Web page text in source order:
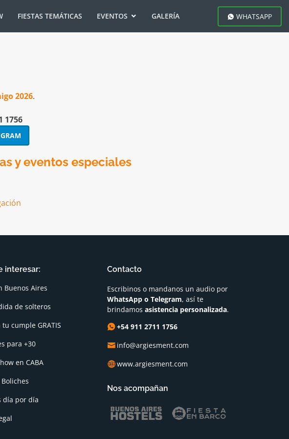
FIESTAS TEMÁTICAS EVENTOS GALERÍA WHATSAPP
2026.
1756
y eventos especiales
interesar:
Buenos Aires
de solteros
tu cumple GRATIS
para +30
en CABA
día por día
Contacto
Escribinos o mandanos un audio por
WhatsApp o Telegram, así te
brindamos asistencia personalizada.
+54 911 2711 1756
info@argiesment.com
www.argiesment.com
Nos acompañan